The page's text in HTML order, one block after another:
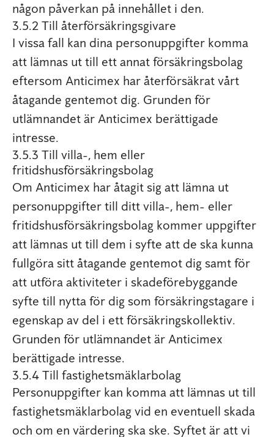
någon påverkan på innehållet i den.
3.5.2 Till återförsäkringsgivare
I vissa fall kan dina personuppgifter komma
att lämnas ut till ett annat försäkringsbolag
eftersom Anticimex har återförsäkrat vårt
åtagande gentemot dig. Grunden för
utlämnandet är Anticimex berättigade
intresse.
3.5.3 Till villa-, hem eller
fritidshusförsäkringsbolag
Om Anticimex har åtagit sig att lämna ut
personuppgifter till ditt villa-, hem- eller
fritidshusförsäkringsbolag kommer uppgifter
att lämnas ut till dem i syfte att de ska kunna
fullgöra sitt åtagande gentemot dig samt för
att utföra aktiviteter i skadeförebyggande
syfte till nytta för dig som försäkringstagare i
egenskap av del i ett försäkringskollektiv.
Grunden för utlämnandet är Anticimex
berättigade intresse.
3.5.4 Till fastighetsmäklarbolag
Personuppgifter kan komma att lämnas ut till
fastighetsmäklarbolag vid en eventuell skada
och om en värdering ska ske. Syftet är att vi